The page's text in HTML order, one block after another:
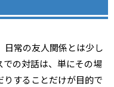
日常の友人関係とは少し
の対話は、単にその場
することだけが目的で